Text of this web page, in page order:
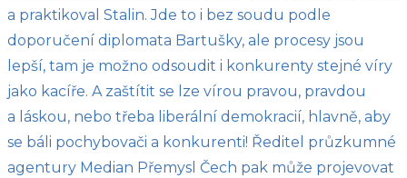
a praktikoval Stalin. Jde to i bez soudu podle
doporučení diplomata Bartušky, ale procesy jsou
lepší, tam je možno odsoudit i konkurenty stejné víry
jako kacíře. A zaštítit se lze vírou pravou, pravdou
a láskou, nebo třeba liberální demokracií, hlavně, aby
se báli pochybovači a konkurenti! Ředitel průzkumné
agentury Median Přemysl Čech pak může projevovat